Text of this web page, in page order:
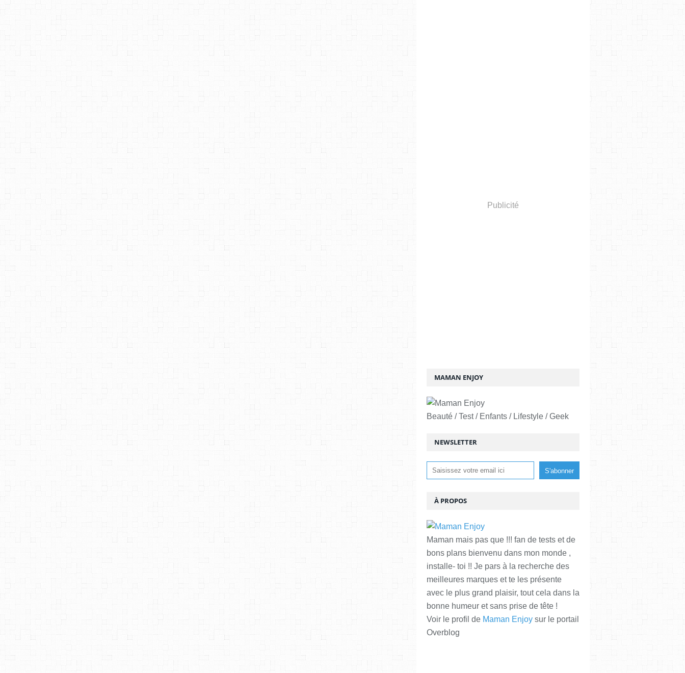
Publicité
NEWSLETTER
MAMAN ENJOY
Beauté / Test / Enfants / Lifestyle / Geek
À PROPOS
Maman mais pas que !!! fan de tests et de
bons plans bienvenu dans mon monde ,
installe- toi !! Je pars à la recherche des
meilleures marques et te les présente
avec le plus grand plaisir, tout cela dans la
bonne humeur et sans prise de tête !
Voir le profil de Maman Enjoy sur le portail
Overblog